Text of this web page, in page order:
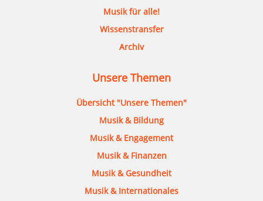
Musik für alle!
Wissenstransfer
Archiv
Unsere Themen
Übersicht "Unsere Themen"
Musik & Bildung
Musik & Engagement
Musik & Finanzen
Musik & Gesundheit
Musik & Internationales